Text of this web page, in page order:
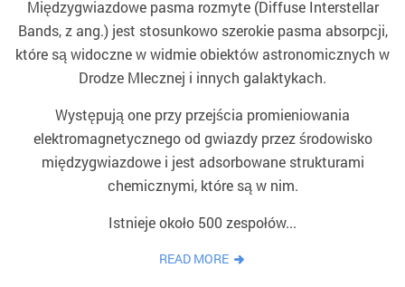
Międzygwiazdowe pasma rozmyte (Diffuse Interstellar
Bands, z ang.) jest stosunkowo szerokie pasma absorpcji,
które są widoczne w widmie obiektów astronomicznych w
Drodze Mlecznej i innych galaktykach.
Występują one przy przejścia promieniowania
elektromagnetycznego od gwiazdy przez środowisko
międzygwiazdowe i jest adsorbowane strukturami
chemicznymi, które są w nim.
Istnieje około 500 zespołów...
READ MORE